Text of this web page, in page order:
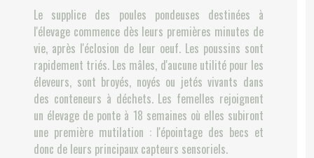
Le supplice des poules pondeuses destinées à
l'élevage commence dès leurs premières minutes de
vie, après l'éclosion de leur oeuf. Les poussins sont
rapidement triés. Les mâles, d'aucune utilité pour les
éleveurs, sont broyés, noyés ou jetés vivants dans
des conteneurs à déchets. Les femelles rejoignent
un élevage de ponte à 18 semaines où elles subiront
une première mutilation : l'épointage des becs et
donc de leurs principaux capteurs sensoriels.